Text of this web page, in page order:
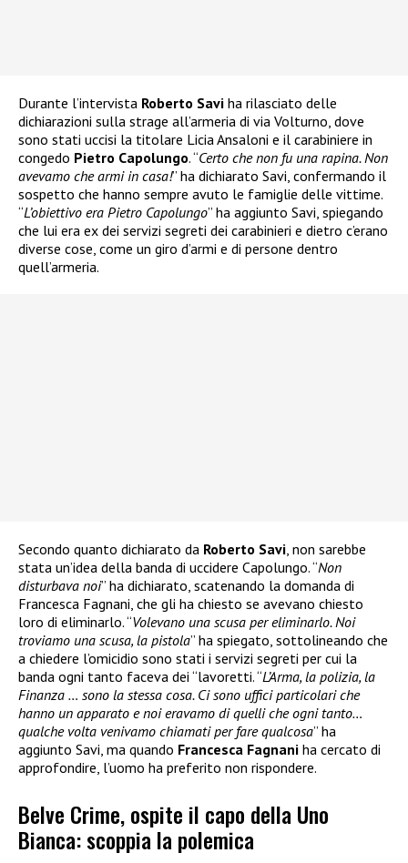
Durante l’intervista Roberto Savi ha rilasciato delle
dichiarazioni sulla strage all’armeria di via Volturno, dove
sono stati uccisi la titolare Licia Ansaloni e il carabiniere in
congedo Pietro Capolungo. “Certo che non fu una rapina. Non
avevamo che armi in casa!” ha dichiarato Savi, confermando il
sospetto che hanno sempre avuto le famiglie delle vittime.
“L’obiettivo era Pietro Capolungo” ha aggiunto Savi, spiegando
che lui era ex dei servizi segreti dei carabinieri e dietro c’erano
diverse cose, come un giro d’armi e di persone dentro
quell’armeria.
Secondo quanto dichiarato da Roberto Savi, non sarebbe
stata un’idea della banda di uccidere Capolungo. “Non
disturbava noi” ha dichiarato, scatenando la domanda di
Francesca Fagnani, che gli ha chiesto se avevano chiesto
loro di eliminarlo. “Volevano una scusa per eliminarlo. Noi
troviamo una scusa, la pistola” ha spiegato, sottolineando che
a chiedere l’omicidio sono stati i servizi segreti per cui la
banda ogni tanto faceva dei “lavoretti. “L’Arma, la polizia, la
Finanza … sono la stessa cosa. Ci sono uffici particolari che
hanno un apparato e noi eravamo di quelli che ogni tanto…
qualche volta venivamo chiamati per fare qualcosa” ha
aggiunto Savi, ma quando Francesca Fagnani ha cercato di
approfondire, l’uomo ha preferito non rispondere.
Belve Crime, ospite il capo della Uno
Bianca: scoppia la polemica